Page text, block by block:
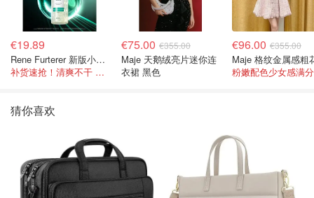
€19.89
Rene Furterer 新版小白珠洗发水 500ml
补货速抢！清爽不干 蓬松强韧秀发
€75.00 €355.00
Maje 天鹅绒亮片迷你连
衣裙 黑色
€96.00 €355.00
粉嫩配色少女感满
猜你喜欢